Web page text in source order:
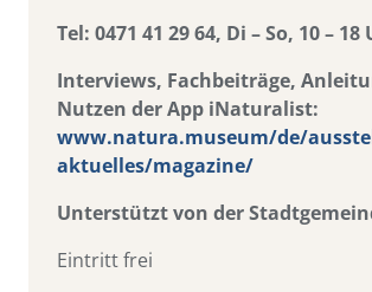
Tel: 0471 41 29 64, Di – So, 10 – 18
Interviews, Fachbeiträge,
Nutzen der App iNaturalist:
www.natura.museum/de/
aktuelles/magazine/
Unterstützt von der
Eintritt frei